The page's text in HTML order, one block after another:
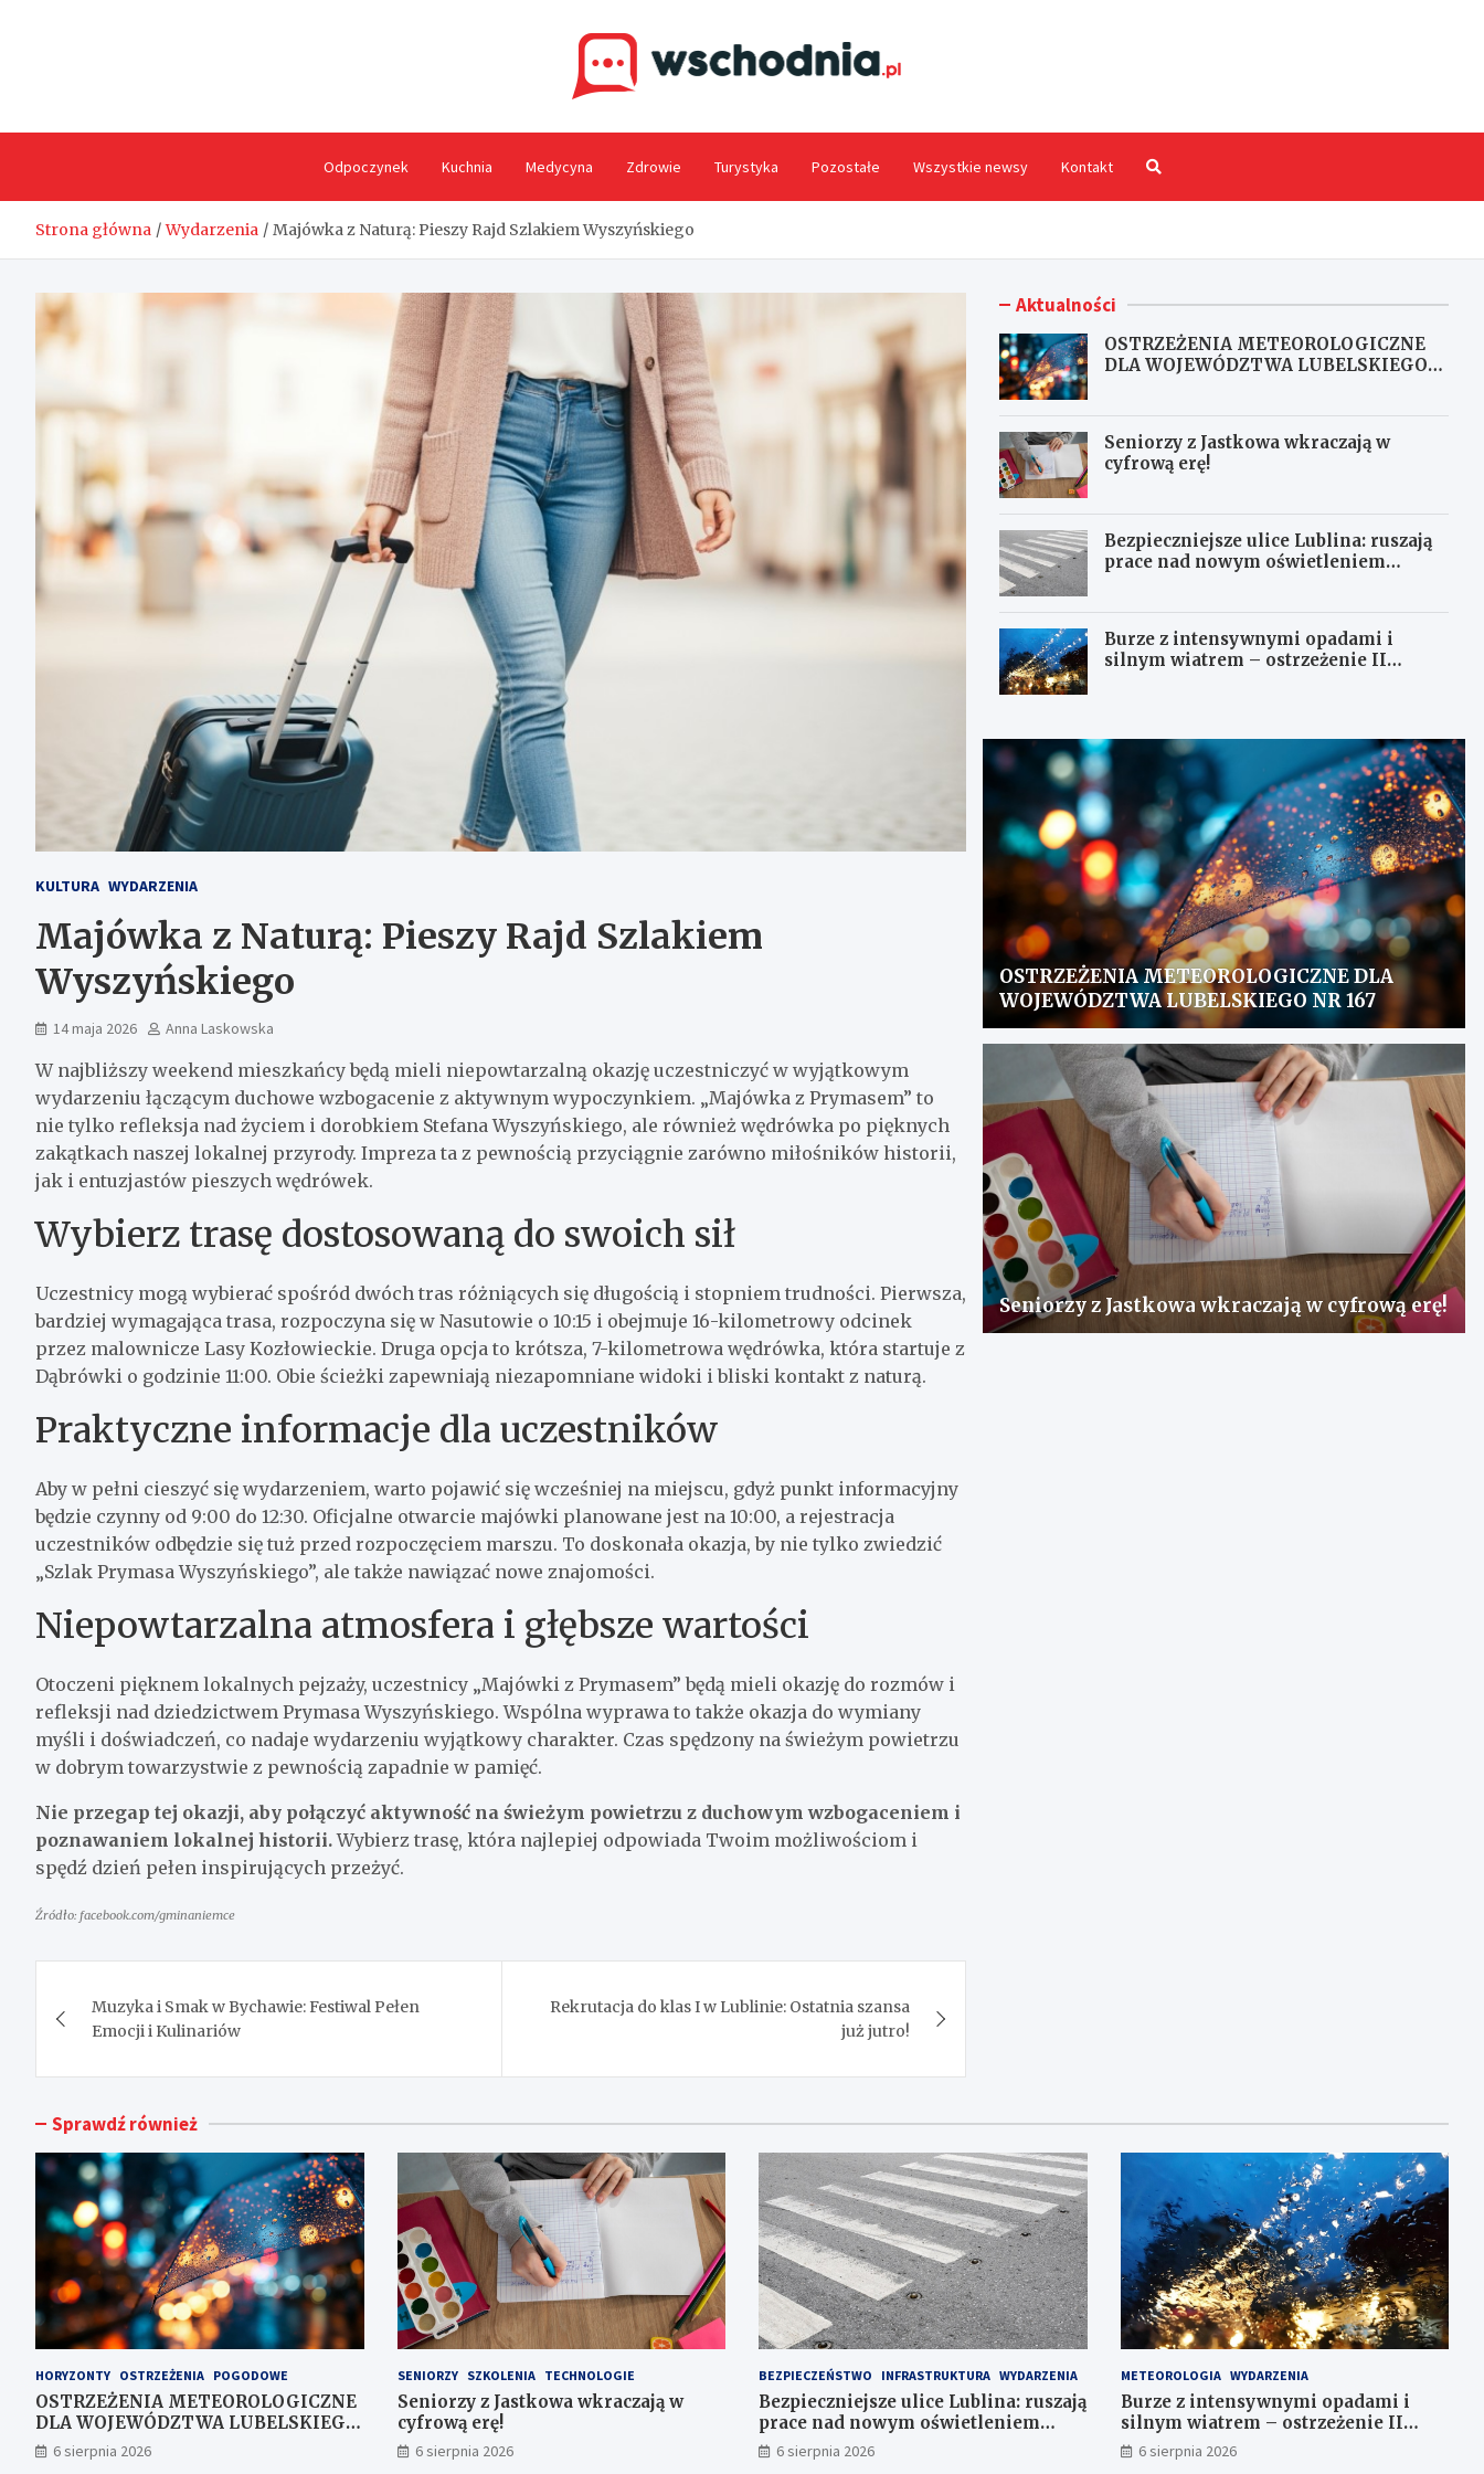
Odpoczynek Kuchnia Medycyna Zdrowie Turystyka Pozostałe Wszystkie newsy Kontakt
Strona główna Wydarzenia Majówka z Naturą: Pieszy Rajd Szlakiem Wyszyńskiego
KULTURA WYDARZENIA
Majówka z Naturą: Pieszy Rajd Szlakiem
Wyszyńskiego
14 maja 2026 Anna Laskowska
W najbliższy weekend mieszkańcy będą mieli niepowtarzalną okazję uczestniczyć w wyjątkowym
wydarzeniu łączącym duchowe wzbogacenie z aktywnym wypoczynkiem. „Majówka z Prymasem” to
nie tylko refleksja nad życiem i dorobkiem Stefana Wyszyńskiego, ale również wędrówka po pięknych
zakątkach naszej lokalnej przyrody. Impreza ta z pewnością przyciągnie zarówno miłośników historii,
jak i entuzjastów pieszych wędrówek.
Wybierz trasę dostosowaną do swoich sił
Uczestnicy mogą wybierać spośród dwóch tras różniących się długością i stopniem trudności. Pierwsza,
bardziej wymagająca trasa, rozpoczyna się w Nasutowie o 10:15 i obejmuje 16-kilometrowy odcinek
przez malownicze Lasy Kozłowieckie. Druga opcja to krótsza, 7-kilometrowa wędrówka, która startuje z
Dąbrówki o godzinie 11:00. Obie ścieżki zapewniają niezapomniane widoki i bliski kontakt z naturą.
Praktyczne informacje dla uczestników
Aby w pełni cieszyć się wydarzeniem, warto pojawić się wcześniej na miejscu, gdyż punkt informacyjny
będzie czynny od 9:00 do 12:30. Oficjalne otwarcie majówki planowane jest na 10:00, a rejestracja
uczestników odbędzie się tuż przed rozpoczęciem marszu. To doskonała okazja, by nie tylko zwiedzić
„Szlak Prymasa Wyszyńskiego”, ale także nawiązać nowe znajomości.
Niepowtarzalna atmosfera i głębsze wartości
Otoczeni pięknem lokalnych pejzaży, uczestnicy „Majówki z Prymasem” będą mieli okazję do rozmów i
refleksji nad dziedzictwem Prymasa Wyszyńskiego. Wspólna wyprawa to także okazja do wymiany
myśli i doświadczeń, co nadaje wydarzeniu wyjątkowy charakter. Czas spędzony na świeżym powietrzu
w dobrym towarzystwie z pewnością zapadnie w pamięć.
Nie przegap tej okazji, aby połączyć aktywność na świeżym powietrzu z duchowym wzbogaceniem i
poznawaniem lokalnej historii.Wybierz trasę, która najlepiej odpowiada Twoim możliwościom i
spędź dzień pełen inspirujących przeżyć.
Źródło: facebook.com/gminaniemce
wpisu
Muzyka i Smak w Bychawie: Festiwal Pełen
Emocji i Kulinariów
Rekrutacja do klas I w Lublinie: Ostatnia szansa
już jutro!
Aktualności
OSTRZEŻENIA METEOROLOGICZNE
DLA WOJEWÓDZTWA LUBELSKIEGO
Seniorzy z Jastkowa wkraczają w
cyfrową erę!
Bezpieczniejsze ulice Lublina: ruszają
prace nad nowym oświetleniem
Burze z intensywnymi opadami i
silnym wiatrem – ostrzeżenie II
OSTRZEŻENIA METEOROLOGICZNE DLA
WOJEWÓDZTWA LUBELSKIEGO NR 167
Seniorzy z Jastkowa wkraczają w cyfrową erę!
Sprawdź również
HORYZONTY OSTRZEŻENIA POGODOWE
OSTRZEŻENIA METEOROLOGICZNE
DLA WOJEWÓDZTWA LUBELSKIEGO
NR 167
6 sierpnia 2026
SENIORZY SZKOLENIA TECHNOLOGIE
Seniorzy z Jastkowa wkraczają w
cyfrową erę!
6 sierpnia 2026
BEZPIECZEŃSTWO INFRASTRUKTURA WYDARZENIA
Bezpieczniejsze ulice Lublina: ruszają
prace nad nowym oświetleniem
przejść dla pieszych!
6 sierpnia 2026
METEOROLOGIA WYDARZENIA
Burze z intensywnymi opadami i
silnym wiatrem – ostrzeżenie II
stopnia!
6 sierpnia 2026